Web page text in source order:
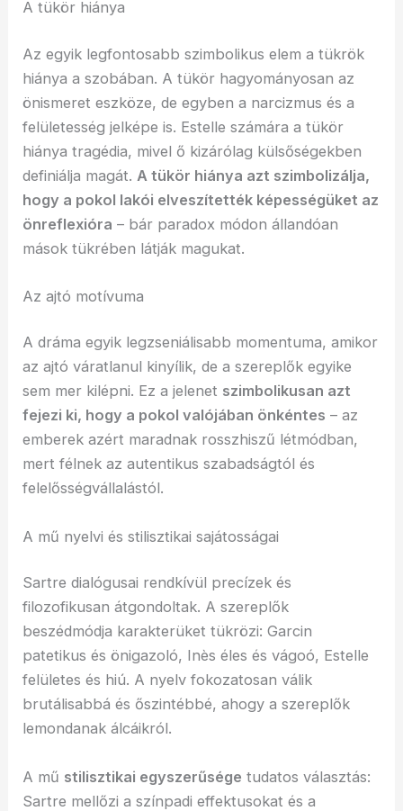
A tükör hiánya
Az egyik legfontosabb szimbolikus elem a tükrök
hiánya a szobában. A tükör hagyományosan az
önismeret eszköze, de egyben a narcizmus és a
felületesség jelképe is. Estelle számára a tükör
hiánya tragédia, mivel ő kizárólag külsőségekben
definiálja magát. A tükör hiánya azt szimbolizálja,
hogy a pokol lakói elveszítették képességüket az
önreflexióra – bár paradox módon állandóan
mások tükrében látják magukat.
Az ajtó motívuma
A dráma egyik legzseniálisabb momentuma, amikor
az ajtó váratlanul kinyílik, de a szereplők egyike
sem mer kilépni. Ez a jelenet szimbolikusan azt
fejezi ki, hogy a pokol valójában önkéntes – az
emberek azért maradnak rosszhiszű létmódban,
mert félnek az autentikus szabadságtól és
felelősségvállalástól.
A mű nyelvi és stilisztikai sajátosságai
Sartre dialógusai rendkívül precízek és
filozofikusan átgondoltak. A szereplők
beszédmódja karakterüket tükrözi: Garcin
patetikus és önigazoló, Inès éles és vágoó, Estelle
felületes és hiú. A nyelv fokozatosan válik
brutálisabbá és őszintébbé, ahogy a szereplők
lemondanak álcáikról.
A mű stilisztikai egyszerűsége tudatos választás:
Sartre mellőzi a színpadi effektusokat és a